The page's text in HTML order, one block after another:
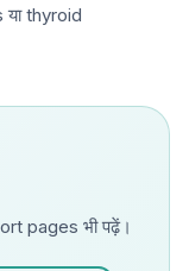
thyroid
pages भी पढ़ें।